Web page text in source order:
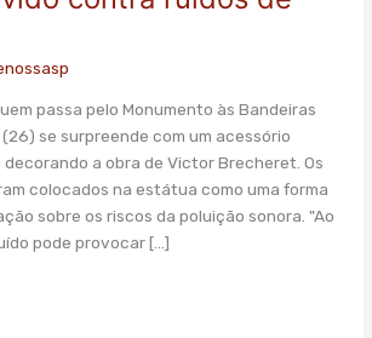
passa pelo Monumento às Bandeiras
se surpreende com um acessório
a obra de Victor Brecheret. Os
colocados na estátua como uma forma
sobre os riscos da poluição sonora. "Ao
pode provocar […]